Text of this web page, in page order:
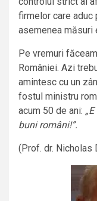
firmelor care aduc
asemenea
Pe vremuri
României. Azi
amintesc cu un
fostul ministru
acum 50 de ani:
buni români!”.
(Prof. dr. Nicholas